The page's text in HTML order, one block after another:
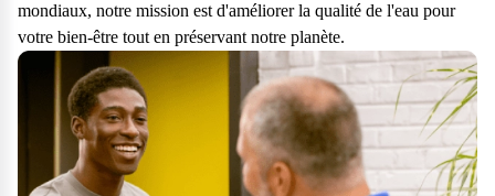
mondiaux, notre mission est d'améliorer la qualité de l'eau pour
votre bien-être tout en préservant notre planète.